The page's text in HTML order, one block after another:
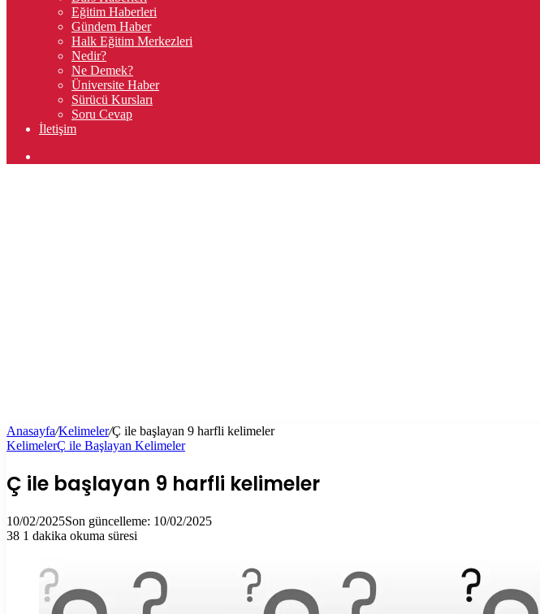
Eğitim Haberleri
Gündem Haber
Halk Eğitim Merkezleri
Nedir?
Ne Demek?
Üniversite Haber
Sürücü Kursları
Soru Cevap
İletişim
Anasayfa/Kelimeler/Ç ile başlayan 9 harfli kelimeler
KelimelerÇ ile Başlayan Kelimeler
Ç ile başlayan 9 harfli kelimeler
10/02/2025Son güncelleme: 10/02/2025
38 1 dakika okuma süresi